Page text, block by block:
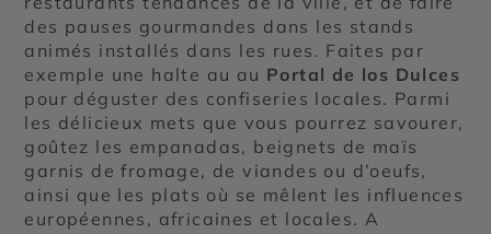
des pauses gourmandes dans les stands
animés installés dans les rues. Faites par
exemple une halte au au Portal de los Dulces
pour déguster des confiseries locales. Parmi
les délicieux mets que vous pourrez savourer,
goûtez les empanadas, beignets de maïs
garnis de fromage, de viandes ou d’oeufs,
ainsi que les plats où se mêlent les influences
européennes, africaines et locales. A